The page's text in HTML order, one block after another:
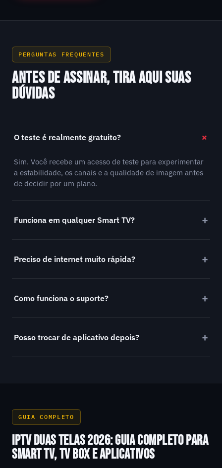
PERGUNTAS FREQUENTES
ANTES DE ASSINAR, TIRA AQUI SUAS
DÚVIDAS
O teste é realmente gratuito?
Sim. Você recebe um acesso de teste para experimentar
a estabilidade, os canais e a qualidade de imagem antes
de decidir por um plano.
Funciona em qualquer Smart TV?
Preciso de internet muito rápida?
Como funciona o suporte?
Posso trocar de aplicativo depois?
GUIA COMPLETO
IPTV DUAS TELAS 2026: GUIA COMPLETO PARA
SMART TV, TV BOX E APLICATIVOS